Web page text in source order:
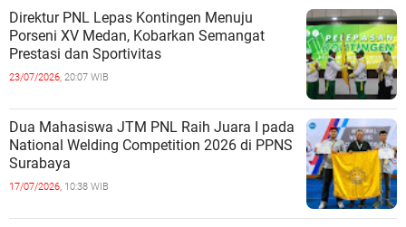
Direktur PNL Lepas Kontingen Menuju
Porseni XV Medan, Kobarkan Semangat
Prestasi dan Sportivitas
23/07/2026, 20:07 WIB
Dua Mahasiswa JTM PNL Raih Juara I pada
National Welding Competition 2026 di PPNS
Surabaya
17/07/2026, 10:38 WIB